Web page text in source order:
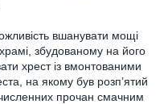
вшанувати мощі
збудованому на його
хрест із вмонтованими
на якому був розп’ятий
прочан смачним